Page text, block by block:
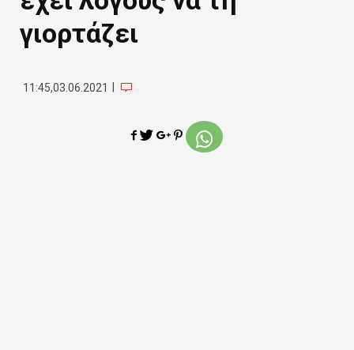
γιορτάζει
11:45,03.06.2021